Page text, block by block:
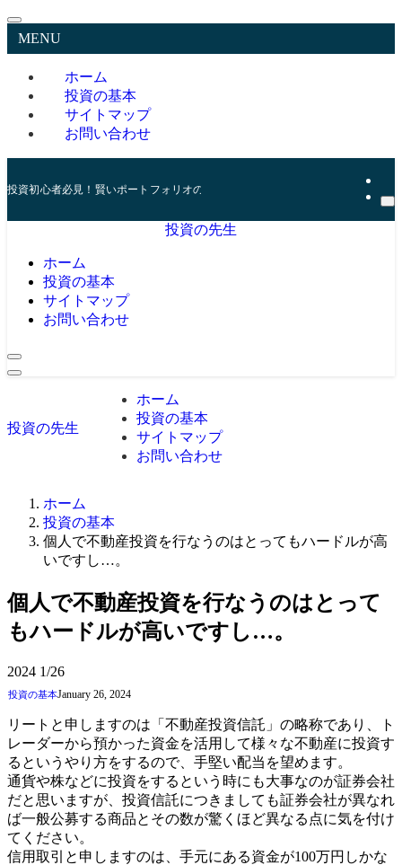
MENU
ホーム
投資の基本
サイトマップ
お問い合わせ
投資初心者必見！賢いポートフォリオの組み方とリスク管理の秘訣
投資の先生
ホーム
投資の基本
サイトマップ
お問い合わせ
投資の先生
ホーム
投資の基本
サイトマップ
お問い合わせ
ホーム
投資の基本
個人で不動産投資を行なうのはとってもハードルが高
いですし…。
個人で不動産投資を行なうのはとって
もハードルが高いですし…。
2024 1/26
投資の基本January 26, 2024
リートと申しますのは「不動産投資信託」の略称であり、ト
レーダーから預かった資金を活用して様々な不動産に投資す
るというやり方をするので、手堅い配当を望めます。
通貨や株などに投資をするという時にも大事なのが証券会社
だと思いますが、投資信託につきましても証券会社が異なれ
ば一般公募する商品とその数が驚くほど異なる点に気を付け
てください。
信用取引と申しますのは、手元にある資金が100万円しかな